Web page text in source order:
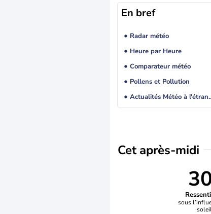
En bref
Radar météo
Heure par Heure
Comparateur météo
Pollens et Pollution
Cet après-midi
sous